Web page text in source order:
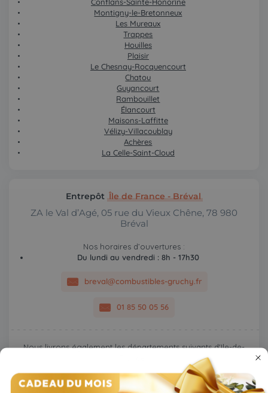
Conflans-Sainte-Honorine
Montigny-le-Bretonneux
Les Mureaux
Trappes
Houilles
Plaisir
Le Chesnay-Rocquencourt
Chatou
Guyancourt
Rambouillet
Élancourt
Maisons-Laffitte
Vélizy-Villacoublay
Achères
La Celle-Saint-Cloud
Entrepôt Île de France - Bréval
ZA le Val d’Agé, 05 rue du Vieux Chêne, 78 980
Bréval
Nos horaires d’ouvertures :
Du lundi au vendredi : 8h - 17h30
breval@combustibles-gruchy.fr
01 85 50 05 56
Nous livrons également les départements suivants d'Ile-de-